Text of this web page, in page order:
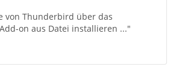
von Thunderbird über das
on aus Datei installieren ..."